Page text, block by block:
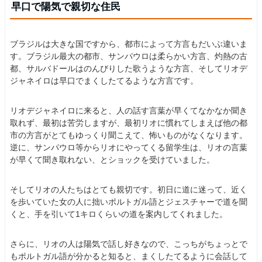
早口で陽気で親切な住民
ブラジルは大きな国ですから、都市によって方言もだいぶ違いま
す。ブラジル最大の都市、サンパウロは柔らかい方言、灼熱の古
都、サルバドールはのんびりした歌うような方言、そしてリオデ
ジャネイロは早口でまくしたてるような方言です。
リオデジャネイロに来ると、人の話す言葉が早くてなかなか聞き
取れず、最初は苦労しますが、最初リオに慣れてしまえば他の都
市の方言がとてもゆっくり聞こえて、怖いものがなくなります。
逆に、サンパウロ等からリオにやってくる留学生は、リオの言葉
が早くて聞き取れない、とショックを受けていました。
そしてリオの人たちはとても親切です。初日に道に迷って、近く
を歩いていた女の人に拙いポルトガル語とジェスチャーで道を聞
くと、手を引いて1キロくらいの道を案内してくれました。
さらに、リオの人は陽気で話し好きなので、こっちがちょっとで
もポルトガル語が分かると知ると、まくしたてるように会話して